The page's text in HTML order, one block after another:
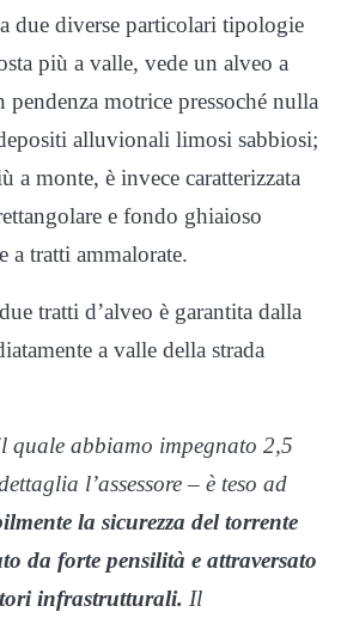
due diverse particolari tipologie
più a valle, vede un alveo a
pendenza motrice pressoché nulla
alluvionali limosi sabbiosi;
a monte, è invece caratterizzata
e fondo ghiaioso
a tratti ammalorate.
tratti d’alveo è garantita dalla
a valle della strada
quale abbiamo impegnato 2,5
l’assessore – è teso ad
la sicurezza del torrente
da forte pensilità e attraversato
infrastrutturali. Il